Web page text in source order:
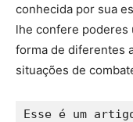
conhecida por sua
lhe confere poderes
forma de diferentes
situações de
Esse é um